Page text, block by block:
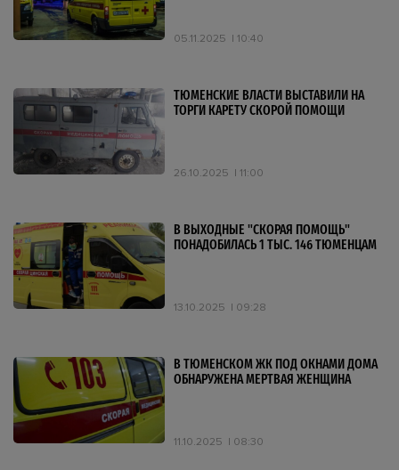
05.11.2025 10:40
ТЮМЕНСКИЕ ВЛАСТИ ВЫСТАВИЛИ НА
ТОРГИ КАРЕТУ СКОРОЙ ПОМОЩИ
26.10.2025 11:00
В ВЫХОДНЫЕ "СКОРАЯ ПОМОЩЬ"
ПОНАДОБИЛАСЬ 1 ТЫС. 146 ТЮМЕНЦАМ
13.10.2025 09:28
В ТЮМЕНСКОМ ЖК ПОД ОКНАМИ ДОМА
ОБНАРУЖЕНА МЕРТВАЯ ЖЕНЩИНА
11.10.2025 08:30